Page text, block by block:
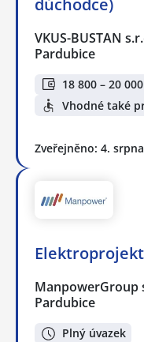
VKUS-BUSTAN
Pardubice
18 800 – 20
Vhodné také
Zveřejněno: 4. srpna
ManpowerGroup
Pardubice
Plný úvazek